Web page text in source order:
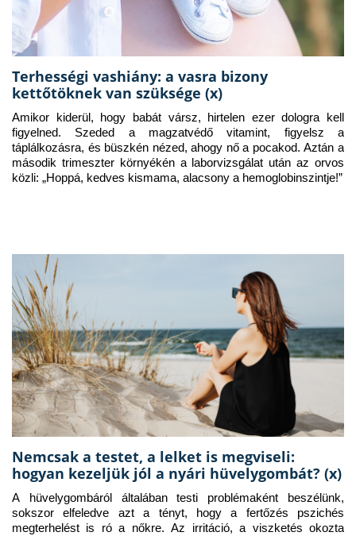
Terhességi vashiány: a vasra bizony
kettőtöknek van szüksége (x)
Amikor kiderül, hogy babát vársz, hirtelen ezer dologra kell
figyelned. Szeded a magzatvédő vitamint, figyelsz a
táplálkozásra, és büszkén nézed, ahogy nő a pocakod. Aztán a
második trimeszter környékén a laborvizsgálat után az orvos
közli: „Hoppá, kedves kismama, alacsony a hemoglobinszintje!”
Nemcsak a testet, a lelket is megviseli:
hogyan kezeljük jól a nyári hüvelygombát? (x)
A hüvelygombáról általában testi problémaként beszélünk,
sokszor elfeledve azt a tényt, hogy a fertőzés pszichés
megterhelést is ró a nőkre. Az irritáció, a viszketés okozta